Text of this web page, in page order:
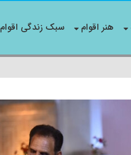
هنر اقوام سبک زندگی اقوام